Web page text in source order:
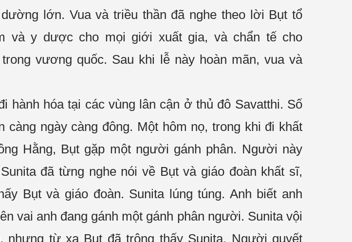
lớn. Vua và triều thần đã nghe theo lời Bụt tổ
và y dược cho mọi giới xuất gia, và chẩn tếcho
vương quốc. Sau khi lễ này hoàn mãn, vua và
hành hóatại các vùng lân cận ở thủ đô Savatthi. Số
càng ngày càng đông. Một hôm nọ, trong khi đi khất
Hằng, Bụt gặp một người gánh phân. Người này
đã từng nghe nói về Bụt và giáo đoàn khất sĩ,
Bụt và giáo đoàn. Sunita lúng túng. Anh biết anh
vai anh đang gánh một gánh phân người. Sunita vội
nhưng từ xa Bụt đã trông thấy Sunita. Người quyết